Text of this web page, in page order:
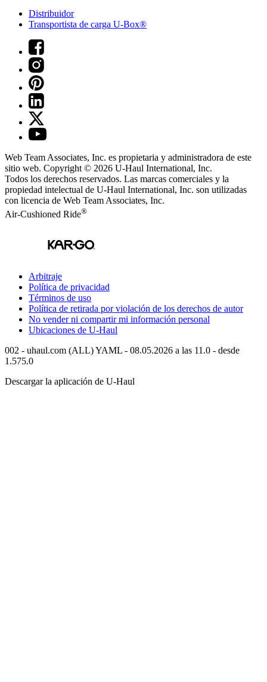
Distribuidor
Transportista de carga U-Box®
Web Team Associates, Inc. es propietaria y administradora de este
sitio web. Copyright © 2026 U-Haul International, Inc.
Todos los derechos reservados. Las marcas comerciales y la
propiedad intelectual de U-Haul International, Inc. son utilizadas
con licencia de Web Team Associates, Inc.
Air-Cushioned Ride®
Arbitraje
Política de privacidad
Términos de uso
Política de retirada por violación de los derechos de autor
No vender ni compartir mi información personal
Ubicaciones de U-Haul
002 - uhaul.com (ALL) YAML - 08.05.2026 a las 11.0 - desde
1.575.0
Descargar la aplicación de U-Haul